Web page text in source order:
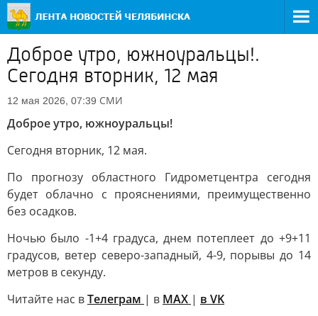
Доброе утро, южноуральцы!.
Сегодня вторник, 12 мая
12 мая 2026, 07:39 СМИ
Доброе утро, южноуральцы!
Сегодня вторник, 12 мая.
По прогнозу областного Гидрометцентра сегодня
будет облачно с прояснениями, преимущественно
без осадков.
Ночью было -1+4 градуса, днем потеплеет до +9+11
градусов, ветер северо-западный, 4-9, порывы до 14
метров в секунду.
Читайте нас вТелеграм | в MAX | в VK